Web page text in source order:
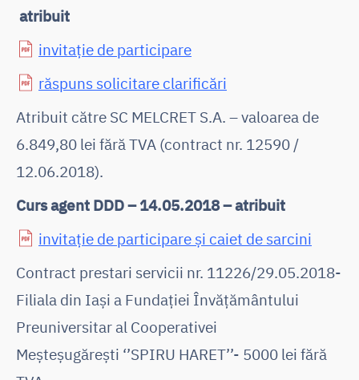
atribuit
invitație de participare
răspuns solicitare clarificări
Atribuit către SC MELCRET S.A. – valoarea de
6.849,80 lei fără TVA (contract nr. 12590 /
12.06.2018).
Curs agent DDD – 14.05.2018 – atribuit
invitație de participare și caiet de sarcini
Contract prestari servicii nr. 11226/29.05.2018-
Filiala din Iași a Fundației Învățământului
Preuniversitar al Cooperativei
Meșteșugărești ‘’SPIRU HARET’’- 5000 lei fără